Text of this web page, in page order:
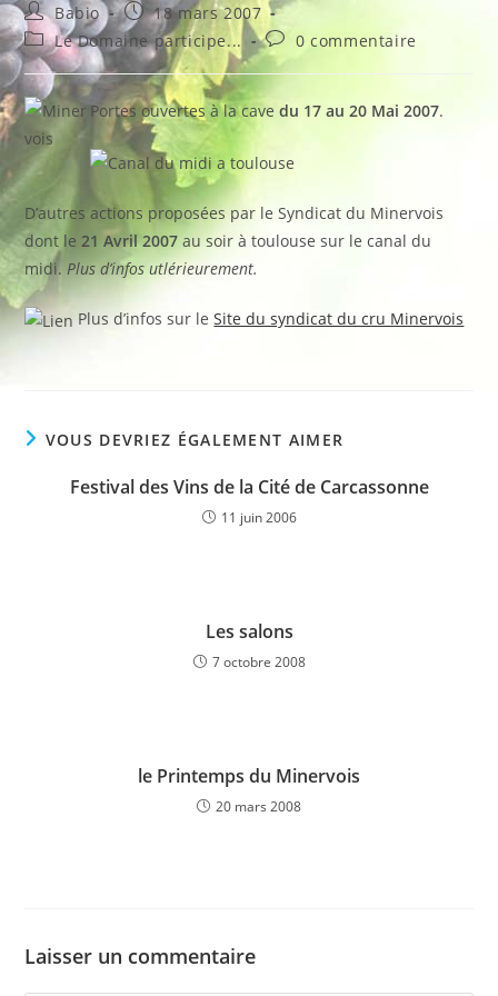
Auteur/autrice
de
la
publication :
Babio
Publication
publiée :
18 mars 2007
Post
category:
Le Domaine participe...
Commentaires
de
la
publication :
0 commentaire
Portes ouvertes à la cavedu 17 au 20 Mai 2007.
D’autres actions proposées par le Syndicat du Minervois
dont le 21 Avril 2007au soir à toulouse sur le canal du
midi. Plus d’infos utlérieurement.
Plus d’infos sur leSite du syndicat du cru Minervois
VOUS DEVRIEZ ÉGALEMENT AIMER
Festival des Vins de la Cité de Carcassonne
11 juin 2006
Les salons
7 octobre 2008
le Printemps du Minervois
20 mars 2008
Laisser un commentaire